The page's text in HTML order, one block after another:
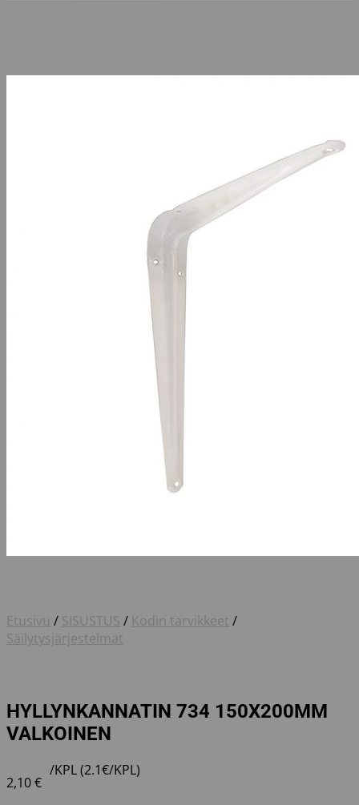
Etusivu / SISUSTUS / Kodin tarvikkeet /
Säilytysjärjestelmät
HYLLYNKANNATIN 734 150X200MM
VALKOINEN
2,10€
/KPL (2.1€/KPL)